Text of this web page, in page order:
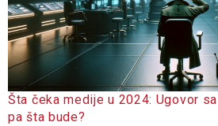
Šta čeka medije u 2024: Ugovor
pa šta bude?